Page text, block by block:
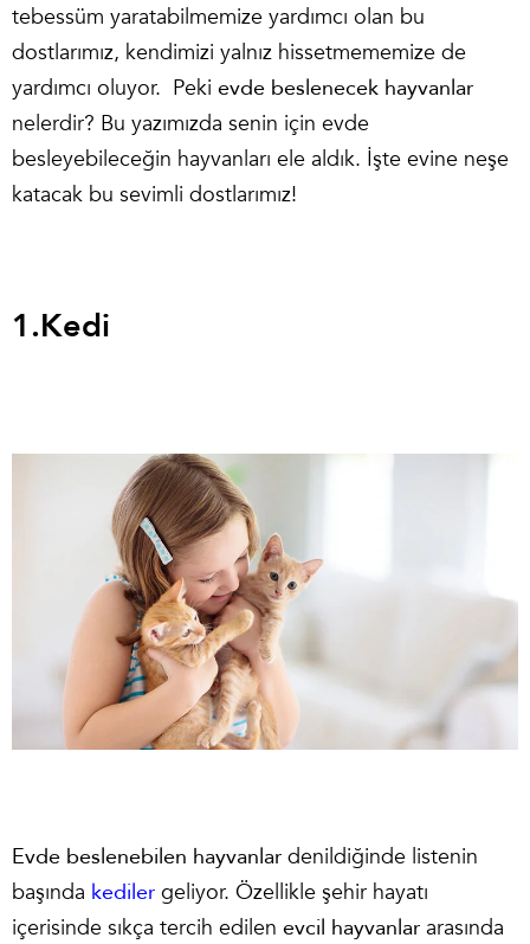
tebessüm yaratabilmemize yardımcı olan bu
dostlarımız, kendimizi yalnız hissetmememize de
yardımcı oluyor. Peki evde beslenecek hayvanlar
nelerdir? Bu yazımızda senin için evde
besleyebileceğin hayvanları ele aldık. İşte evine neşe
katacak bu sevimli dostlarımız!
1.Kedi
Evde beslenebilen hayvanlar denildiğinde listenin
başında kediler geliyor. Özellikle şehir hayatı
içerisinde sıkça tercih edilen evcil hayvanlar arasında